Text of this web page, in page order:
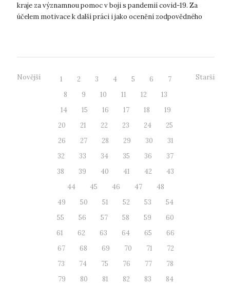
kraje za významnou pomoc v boji s pandemií covid-19. Za
účelem motivace k další práci i jako ocenění zodpovědného
Novější 1 2 3 4 5 6
7
8
9 10 11 12
13
14
15 16 17 18
19
20
21 22 23 24
25
26
27 28 29 30
31
32
33 34 35 36
37
38
39 40 41 42
43
44
45 46 47
48
49
50 51 52 53
54
55
56 57 58 59
60
61
62 63 64 65
66
67
68 69 70 71
72
73
74 75 76 77
78
79
80 81 82 83
84
Starší